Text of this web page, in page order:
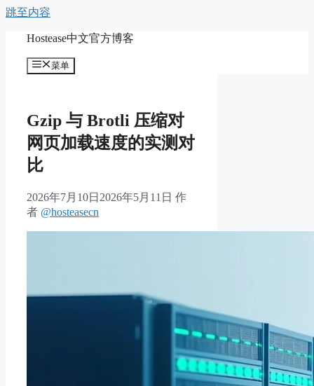
跳至内容
Hostease中文官方博客
菜单
Gzip 与 Brotli 压缩对
网页加载速度的实测对
比
2026年7月10日 2026年5月11日 作
者 @hosteasecn